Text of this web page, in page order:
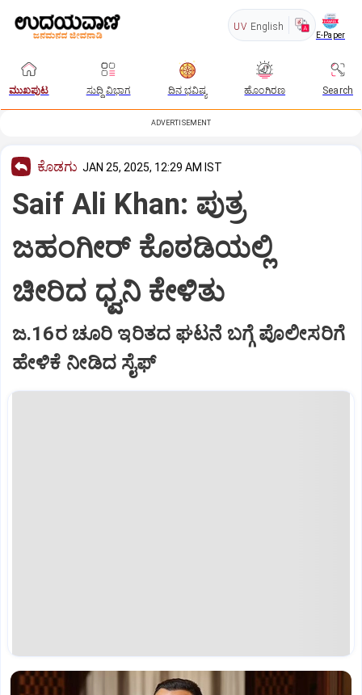
UV English
E-Paper
ಮುಖಪುಟ ಸುದ್ದಿ ವಿಭಾಗ ದಿನ ಭವಿಷ್ಯ ಹೊಂಗಿರಣ Search
ADVERTISEMENT
ಕೊಡಗು JAN 25, 2025, 12:29 AM IST
Saif Ali Khan: ಪುತ್ರ
ಜಹಂಗೀರ್‌ ಕೊಠಡಿಯಲ್ಲಿ
ಚೀರಿದ ಧ್ವನಿ ಕೇಳಿತು
ಜ.16ರ ಚೂರಿ ಇರಿತದ ಘಟನೆ ಬಗ್ಗೆ ಪೊಲೀಸರಿಗೆ
ಹೇಳಿಕೆ ನೀಡಿದ ಸೈಫ್